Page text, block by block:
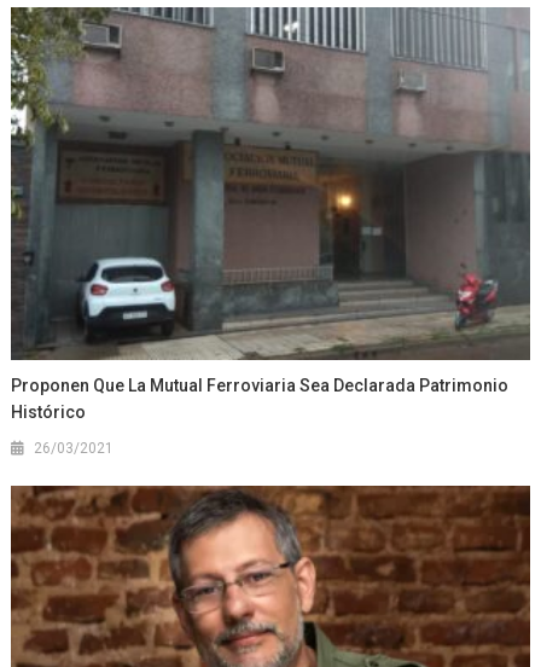
Proponen Que La Mutual Ferroviaria Sea Declarada Patrimonio
Histórico
26/03/2021